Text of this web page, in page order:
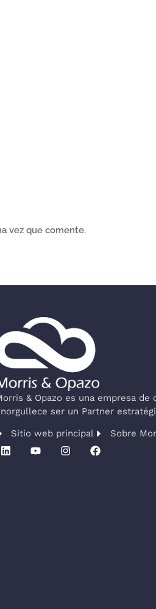
vez que comente.
& Opazo es una empresa
ser un Partner
Sitio web principal Sobre